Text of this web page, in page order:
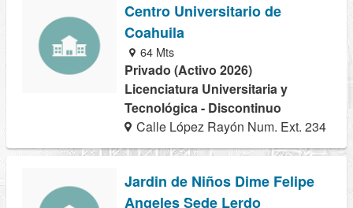
Centro Universitario de
Coahuila
64 Mts
Privado (Activo 2026)
Licenciatura Universitaria y
Tecnológica - Discontinuo
Calle López Rayón Num. Ext. 234
Jardin de Niños Dime Felipe
Angeles Sede Lerdo